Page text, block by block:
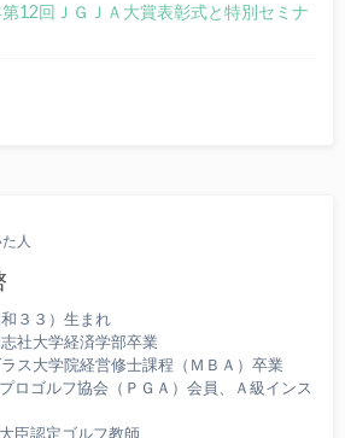
12回ＪＧＪＡ大賞表彰式と特別セミナ
人
３３）生まれ
社大学経済学部卒業
ス大学院経営修士課程（ＭＢＡ）卒業
プロゴルフ協会（ＰＧＡ）会員、Ａ級インス
臣認定ゴルフ教師